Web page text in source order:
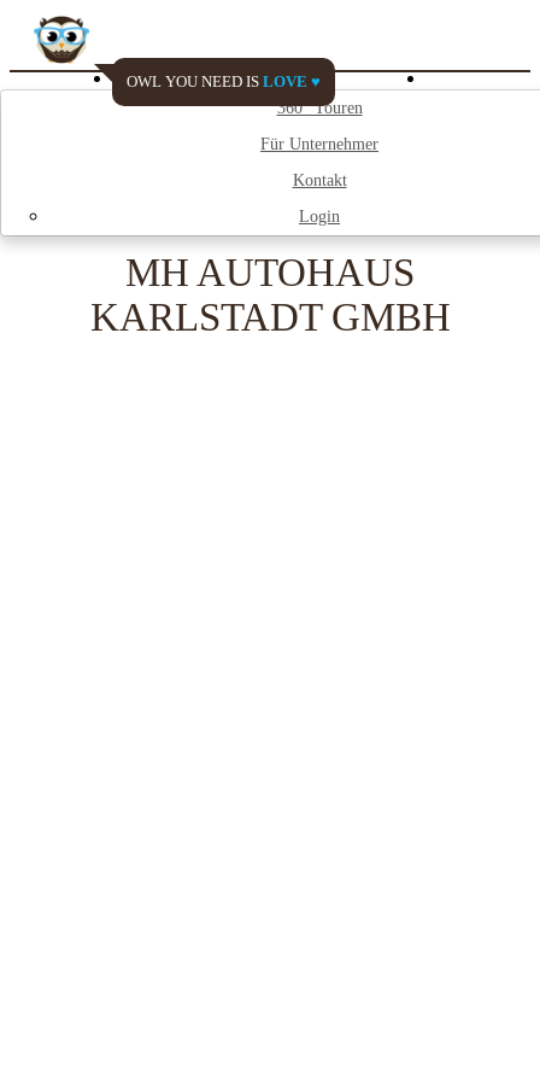
360° Touren
Für Unternehmer
Kontakt
Login
OWL YOU NEED IS LOVE ♥
Watch My City
MH AUTOHAUS
KARLSTADT GMBH